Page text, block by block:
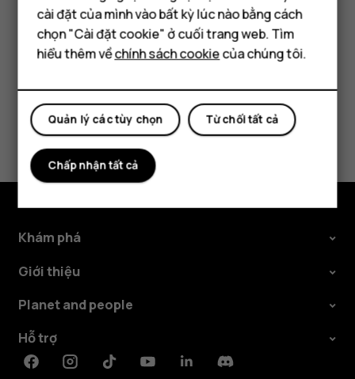
Máy tính bảng
Chạm vàomore_vert>Xóa.
Bạn tìm được thông tin hữu ích không?
Có Không
Khám phá
Giới thiệu
Planet and people
Hỗ trợ
FacebookInstagramTiktokYoutubeLinkedinDiscord
cài đặt của mình vào bất kỳ lúc nào bằng cách
chọn "Cài đặt cookie" ở cuối trang web. Tìm
hiểu thêm vềchính sách cookiecủa chúng tôi.
Từ chối tất cả
Quản lý các tùy chọn
Chấp nhận tất cả